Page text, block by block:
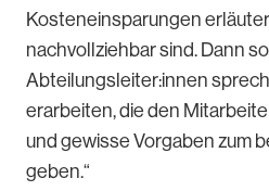
Kosteneinsparungen
nachvollziehbar sind. Dann
Abteilungsleiter:innen
erarbeiten, die den
und gewisse Vorgaben zum
geben.“